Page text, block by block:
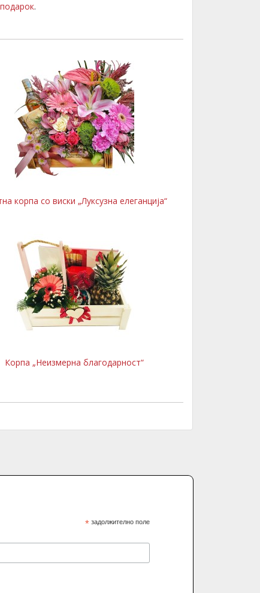
.
корпа со виски „Луксузна елеганција“
Корпа „Неизмерна благодарност“
*задолжително поле